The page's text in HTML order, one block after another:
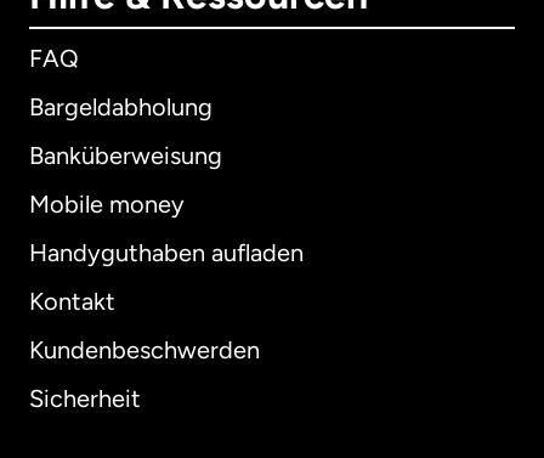
FAQ
Bargeldabholung
Banküberweisung
Mobile money
Handyguthaben aufladen
Kontakt
Kundenbeschwerden
Sicherheit